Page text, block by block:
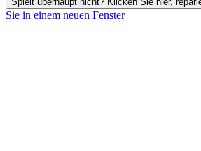
Sie in einem neuen Fenster